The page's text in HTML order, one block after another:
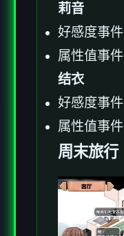
莉音
好感度事件
属性值事件
结衣
好感度事件
属性值事件
周末旅行